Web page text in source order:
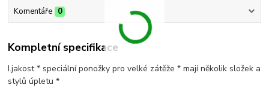
Komentáře 0
Kompletní specifikace
I.jakost * speciální ponožky pro velké zátěže * mají několik složek a
stylů úpletu *